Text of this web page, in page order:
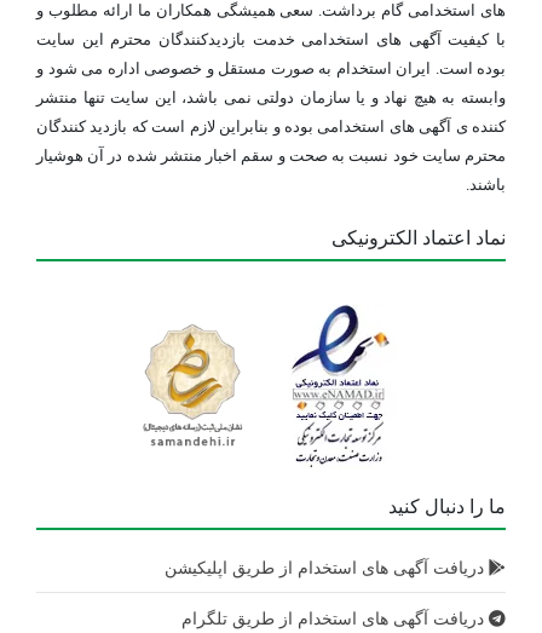
های استخدامی گام برداشت. سعی همیشگی همکاران ما ارائه مطلوب و
با کیفیت آگهی های استخدامی خدمت بازدیدکنندگان محترم این سایت
بوده است. ایران استخدام به صورت مستقل و خصوصی اداره می شود و
وابسته به هیچ نهاد و یا سازمان دولتی نمی باشد، این سایت تنها منتشر
کننده ی آگهی های استخدامی بوده و بنابراین لازم است که بازدید کنندگان
محترم سایت خود نسبت به صحت و سقم اخبار منتشر شده در آن هوشیار
باشند.
نماد اعتماد الکترونیکی
ما را دنبال کنید
دریافت آگهی های استخدام از طریق اپلیکیشن
دریافت آگهی های استخدام از طریق تلگرام